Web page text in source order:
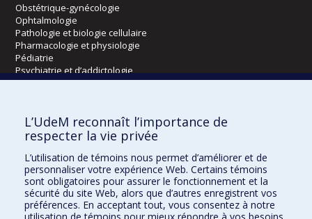
Obstétrique-gynécologie
Ophtalmologie
Pathologie et biologie cellulaire
Pharmacologie et physiologie
Pédiatrie
Psychiatrie et d’addictologie
Radiologie, radio-oncologie et médecine nucléaire
Écoles
Orthophonie et audiologie
Réadaptation
Directions
L’UdeM reconnaît l’importance de
respecter la vie privée
L’utilisation de témoins nous permet d’améliorer et de
personnaliser votre expérience Web. Certains témoins
sont obligatoires pour assurer le fonctionnement et la
sécurité du site Web, alors que d’autres enregistrent vos
préférences. En acceptant tout, vous consentez à notre
utilisation de témoins pour mieux répondre à vos besoins.